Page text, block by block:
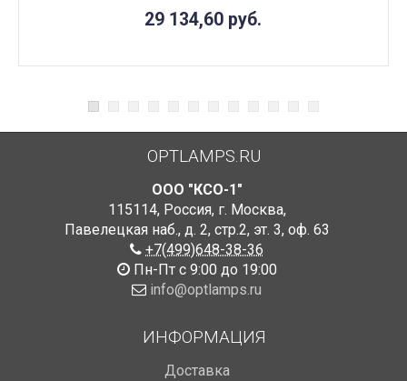
29 134,60 руб.
OPTLAMPS.RU
ООО "КСО-1"
115114, Россия, г. Москва,
Павелецкая наб., д. 2, стр.2, эт. 3, оф. 63
+7(499)648-38-36
Пн-Пт с 9:00 до 19:00
info@optlamps.ru
ИНФОРМАЦИЯ
Доставка